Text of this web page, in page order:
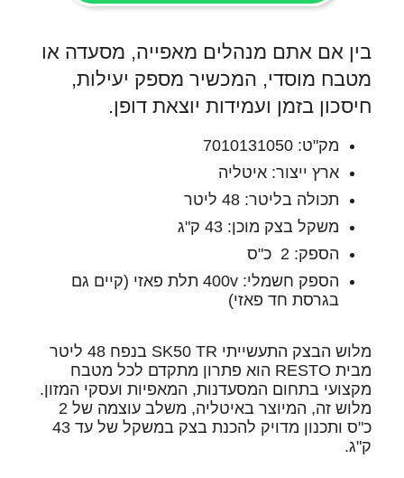
בין אם אתם מנהלים מאפייה, מסעדה או
מטבח מוסדי, המכשיר מספק יעילות,
חיסכון בזמן ועמידות יוצאת דופן.
מק"ט: 7010131050
ארץ ייצור: איטליה
תכולה בליטר: 48 ליטר
משקל בצק מוכן: 43 ק"ג
הספק: 2 כ"ס
הספק חשמלי: 400v תלת פאזי (קיים גם
בגרסת חד פאזי)
מלוש הבצק התעשייתי SK50 TR בנפח 48 ליטר
מבית RESTO הוא פתרון מתקדם לכל מטבח
מקצועי בתחום המסעדנות, המאפיות ועסקי המזון.
מלוש זה, המיוצר באיטליה, משלב עוצמה של 2
כ"ס ותכנון מדויק להכנת בצק במשקל של עד 43
ק"ג.